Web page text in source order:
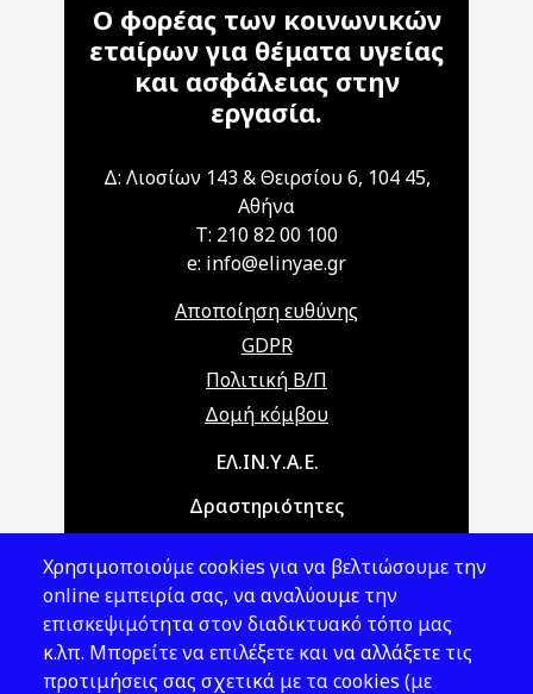
Ο φορέας των κοινωνικών
εταίρων για θέματα υγείας
και ασφάλειας στην
εργασία.
Δ: Λιοσίων 143 & Θειρσίου 6, 104 45,
Αθήνα
T: 210 82 00 100
e: info@elinyae.gr
Αποποίηση ευθύνης
GDPR
Πολιτική Β/Π
Δομή κόμβου
Main navigationΕΛ.ΙΝ.Υ.Α.Ε.
Δραστηριότητες
Νομοθεσία
Εκδόσεις
Νέα - Εκδηλώσεις
Χρησιμοποιούμε cookies για να βελτιώσουμε την
online εμπειρία σας, να αναλύουμε την
επισκεψιμότητα στον διαδικτυακό τόπο μας
κ.λπ. Μπορείτε να επιλέξετε και να αλλάξετε τις
προτιμήσεις σας σχετικά με τα cookies (με